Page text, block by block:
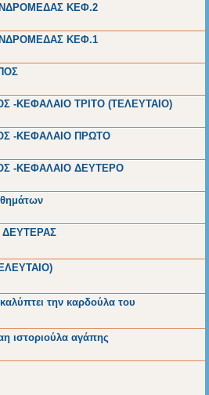
ΚΕΦ.2
ΚΕΦ.1
-ΚΕΦΑΛΑΙΟ ΤΡΙΤΟ (ΤΕΛΕΥΤΑΙΟ)
-ΚΕΦΑΛΑΙΟ ΠΡΩΤΟ
-ΚΕΦΑΛΑΙΟ ΔΕΥΤΕΡΟ
την καρδούλα του
ιστοριούλα αγάπης